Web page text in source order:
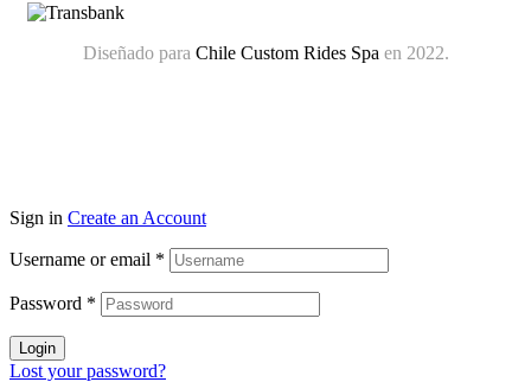
Diseñado para Chile Custom Rides Spa en 2022.
Sign in Create an Account
Username or email *
Password *
Login
Lost your password?